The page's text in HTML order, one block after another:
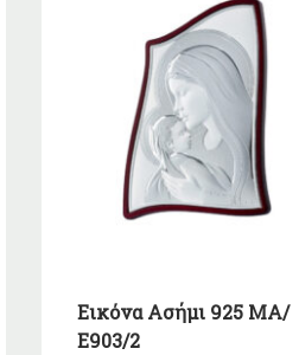
Εικόνα Ασήμι 925 ΜΑ/
Ε903/2